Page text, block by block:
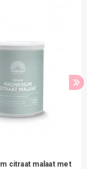
citraat malaat met